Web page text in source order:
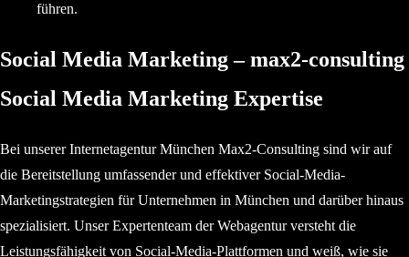
führen.
Social Media Marketing – max2-consulting
Social Media Marketing Expertise
Bei unserer Internetagentur München Max2-Consulting sind wir auf
die Bereitstellung umfassender und effektiver Social-Media-
Marketingstrategien für Unternehmen in München und darüber hinaus
spezialisiert. Unser Expertenteam der Webagentur versteht die
Leistungsfähigkeit von Social-Media-Plattformen und weiß, wie sie